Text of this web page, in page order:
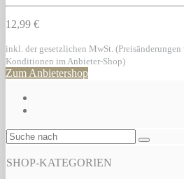
12,99 €
inkl. der gesetzlichen MwSt.
Konditionen im Anbieter-Shop)
Zum Anbietershop
SHOP-KATEGORIEN